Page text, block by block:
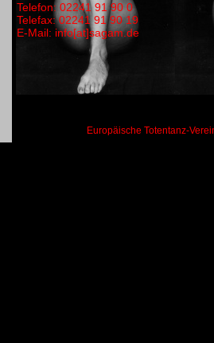
Telefon: 02241 91 90 0
Telefax: 02241 91 90 19
E-Mail: info[at]sagam.de
Europäische Totentanz-